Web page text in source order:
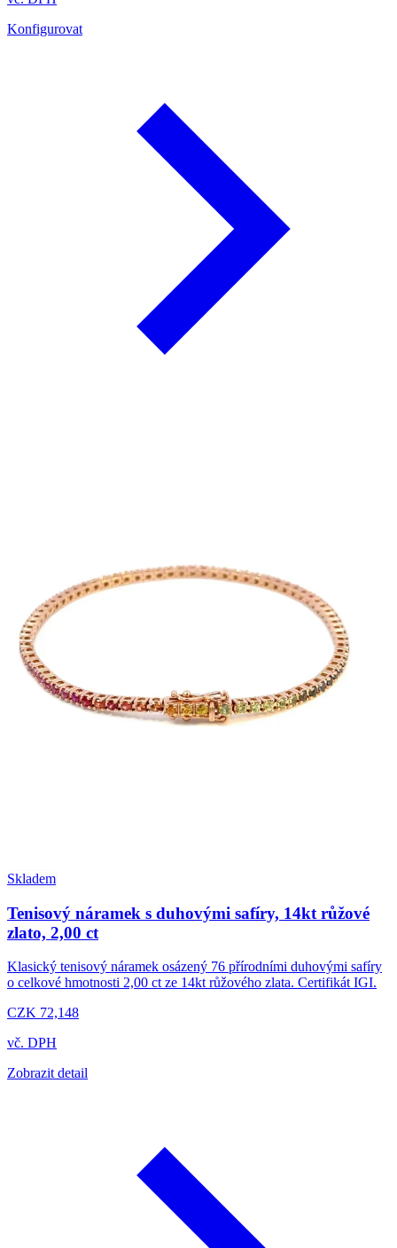
Konfigurovat
Skladem
Tenisový náramek s duhovými safíry, 14kt růžové
zlato, 2,00 ct
Klasický tenisový náramek osázený 76 přírodními duhovými safíry
o celkové hmotnosti 2,00 ct ze 14kt růžového zlata. Certifikát IGI.
CZK 72,148
vč. DPH
Zobrazit detail